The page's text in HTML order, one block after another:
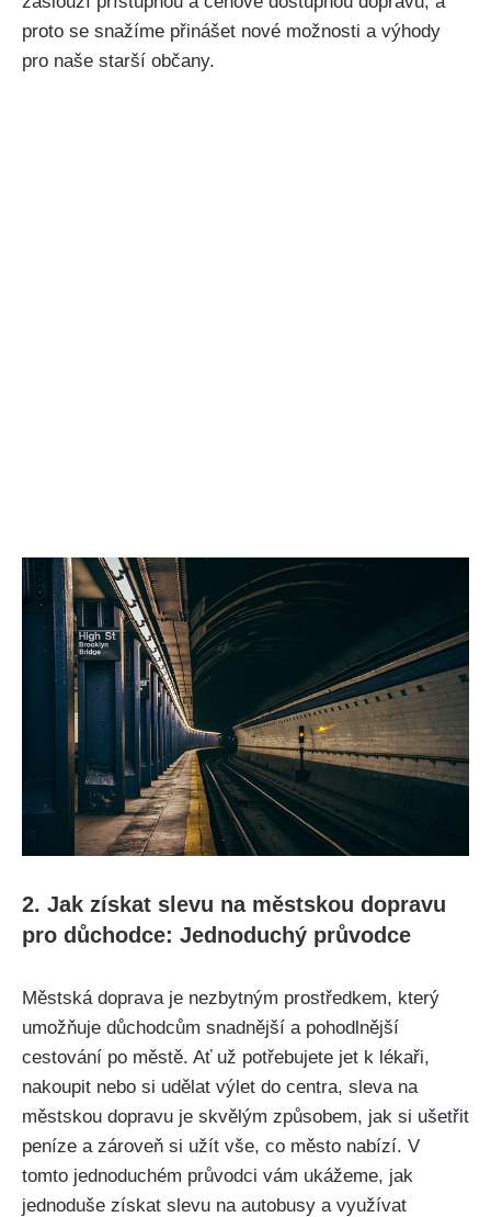
proto se snažíme přinášet nové možnosti a výhody
pro naše starší občany.
2. Jak získat slevu na městskou dopravu
pro důchodce: Jednoduchý průvodce
Městská doprava je nezbytným prostředkem, který
umožňuje důchodcům snadnější a pohodlnější
cestování po městě. Ať už potřebujete jet k lékaři,
nakoupit nebo si udělat výlet do centra, sleva na
městskou dopravu je skvělým způsobem, jak si ušetřit
peníze a zároveň si užít vše, co město nabízí. V
tomto jednoduchém průvodci vám ukážeme, jak
jednoduše získat slevu na autobusy a využívat